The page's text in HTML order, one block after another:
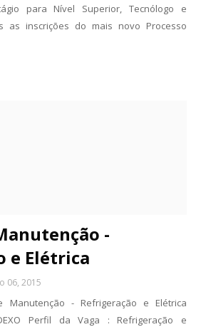
para Nível Superior, Tecnólogo e
as inscrições do mais novo Processo
-
e Elétrica
06, 2015
Manutenção - Refrigeração e Elétrica
Perfil da Vaga : Refrigeração e